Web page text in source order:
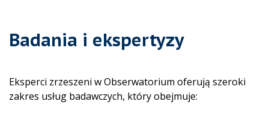
Badania i ekspertyzy
Eksperci zrzeszeni w Obserwatorium oferują szeroki
zakres usług badawczych, który obejmuje: